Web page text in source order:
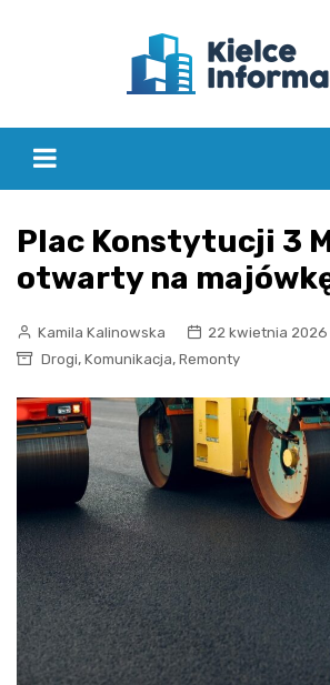
Plac Konstytucji 3
otwarty na
Kamila Kalinowska
22 kwietnia 2026
Drogi, Komunikacja, Remonty